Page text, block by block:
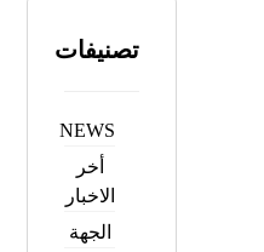
تصنيفات
NEWS
أخر
الاخبار
الجهة